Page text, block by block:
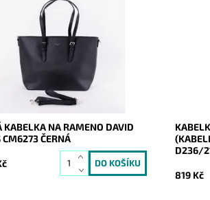
velké černé kabelky je výhodou
výšky uch na 3 různé
což umožňuje nosit kabelku
na rameni a...
Skladem
9414
David Jones Paris
2 roky
KABELKA NA RAMENO DAVID
CM6273 ČERNÁ
D236/
819 Kč